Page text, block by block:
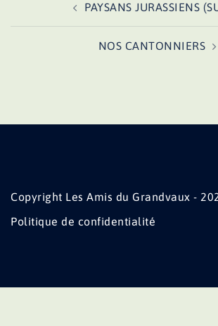
d’article
PAYSANS JURASSIENS
NOS CANTONNIERS
Copyright Les Amis du Grandvaux -
Politique de confidentialité